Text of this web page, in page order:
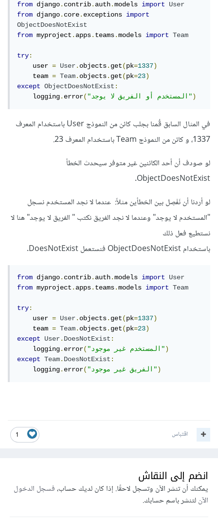
from django.contrib.auth.models import
User
from django.core.exceptions import
ObjectDoesNotExist
from myproject.apps.teams.models import Team
try:
    user
= User.objects.get(pk=1337)
    team
= Team.objects.get(pk=23)
except
ObjectDoesNotExist:
    logging
.error( "المستخدم أو الفريق لا يوجد")
في المثال السابق قُمنا بجلب كائن من النموذج User باستخدام المعرف
1337، و كائن من النموذج Team باستخدام المعرف 23.
لو صودف أن أحد الكائنين غير متوفر سيحدث الخطأ
ObjectDoesNotExist.
لو أردنا أن نَفْصِل بين الخطأين مثلاً: عندما لا نجد المستخدم نسجل
"المستخدم لا يوجد" وعندما لا نجد الفريق نكتب " الفريق لا يوجد" هنا لا
نستطيع فعل ذلك
باستخدام ObjectDoesNotExist فنستعمل DoesNotExist.
from django.contrib.auth.models import
User
from myproject.apps.teams.models import Team
try:
    user
= User.objects.get(pk=1337)
    team
= Team.objects.get(pk=23)
except
User.DoesNotExist:
    logging
.error( "المستخدم غير موجود")
except
Team.DoesNotExist:
    logging
.error( "الفريق غير موجود")
1 اقتباس
انضم إلى النقاش
يمكنك أن تنشر الآن وتسجل لاحقًا. إذا كان لديك حساب،فسجل الدخول
الآنلتنشر باسم حسابك.